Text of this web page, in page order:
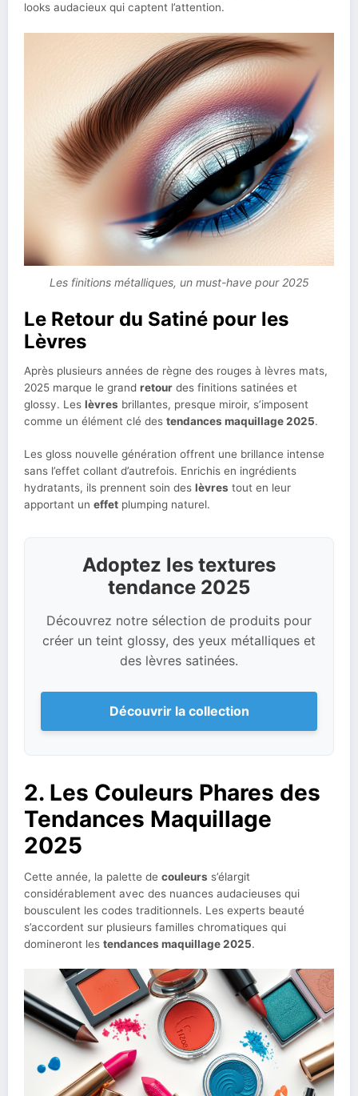
looks audacieux qui captent l’attention.
Les finitions métalliques, un must-have pour 2025
Le Retour du Satiné pour les
Lèvres
Après plusieurs années de règne des rouges à lèvres mats,
2025 marque le grand retour des finitions satinées et
glossy. Les lèvres brillantes, presque miroir, s’imposent
comme un élément clé des tendances maquillage 2025.
Les gloss nouvelle génération offrent une brillance intense
sans l’effet collant d’autrefois. Enrichis en ingrédients
hydratants, ils prennent soin des lèvres tout en leur
apportant un effet plumping naturel.
Adoptez les textures
tendance 2025
Découvrez notre sélection de produits pour
créer un teint glossy, des yeux métalliques et
des lèvres satinées.
Découvrir la collection
2. Les Couleurs Phares des
Tendances Maquillage
2025
Cette année, la palette de couleurs s’élargit
considérablement avec des nuances audacieuses qui
bousculent les codes traditionnels. Les experts beauté
s’accordent sur plusieurs familles chromatiques qui
domineront les tendances maquillage 2025.